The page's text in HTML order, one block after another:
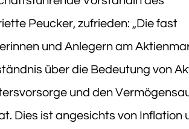
Peucker, zufrieden: „Die fast
und Anlegern am
über die Bedeutung von
und den
Dies ist angesichts von Inflation